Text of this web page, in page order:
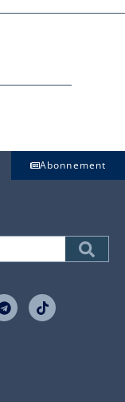
Abonnement